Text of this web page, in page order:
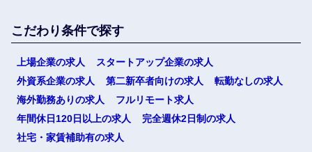
こだわり条件で探す
上場企業の求人
スタートアップ企業の求人
外資系企業の求人
第二新卒者向けの求人
転勤なしの求人
海外勤務ありの求人
フルリモート求人
年間休日120日以上の求人
完全週休2日制の求人
社宅・家賃補助有の求人